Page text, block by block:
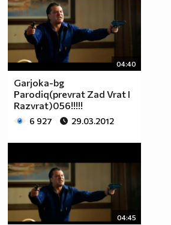
04:40
Garjoka-bg
Parodiq(prevrat Zad Vrat I
Razvrat)056!!!!!
6 927 29.03.2012
04:45